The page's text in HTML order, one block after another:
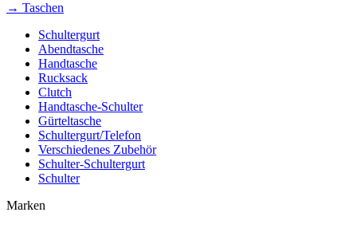
→ Taschen
Schultergurt
Abendtasche
Handtasche
Rucksack
Clutch
Handtasche-Schulter
Gürteltasche
Schultergurt/Telefon
Verschiedenes Zubehör
Schulter-Schultergurt
Schulter
Marken